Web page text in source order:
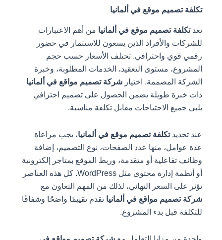
تكلفة تصميم موقع في ألمانيا
تعدتكلفة تصميم موقع في ألمانيامن أهم الاعتبارات
للشركات والأفراد الذين يسعون للاستثمار في حضور
رقمي قوي واحترافي. تختلف الأسعار حسب حجم
المشروع، مستوى التعقيد، الخدمات المطلوبة، وخبرة
الشركة المصممة. اختيارشركة تصميم مواقع في ألمانيا
ذات خبرة طويلة يضمن الحصول على تصميم احترافي
يلبي جميع الاحتياجات مقابل تكلفة مناسبة.
عند تحديدتكلفة تصميم موقع في ألمانيا، يجب مراعاة
عدة عوامل، منها عدد الصفحات، نوع التصميم، إضافة
وظائف تفاعلية أو متقدمة، وربط الموقع بمتاجر إلكترونية
أو أنظمة إدارة محتوى مثل WordPress. كل هذه العناصر
تؤثر على السعر النهائي، لذلك من المهم التعاون مع
شركة تصميم مواقع في ألمانياتقدم تقييمًا واضحًا وشفافًا
للتكلفة قبل بدء المشروع.